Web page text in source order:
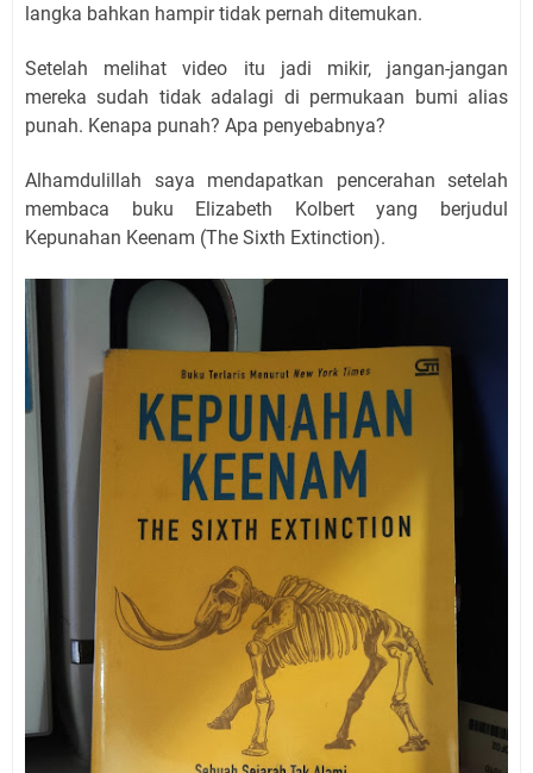
langka bahkan hampir tidak pernah ditemukan.
Setelah melihat video itu jadi mikir, jangan-jangan
mereka sudah tidak adalagi di permukaan bumi alias
punah. Kenapa punah? Apa penyebabnya?
Alhamdulillah saya mendapatkan pencerahan setelah
membaca buku Elizabeth Kolbert yang berjudul
Kepunahan Keenam (The Sixth Extinction).